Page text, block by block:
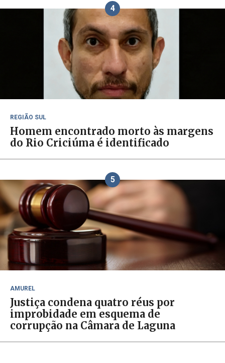
4
REGIÃO SUL
Homem encontrado morto às margens
do Rio Criciúma é identificado
5
AMUREL
Justiça condena quatro réus por
improbidade em esquema de
corrupção na Câmara de Laguna